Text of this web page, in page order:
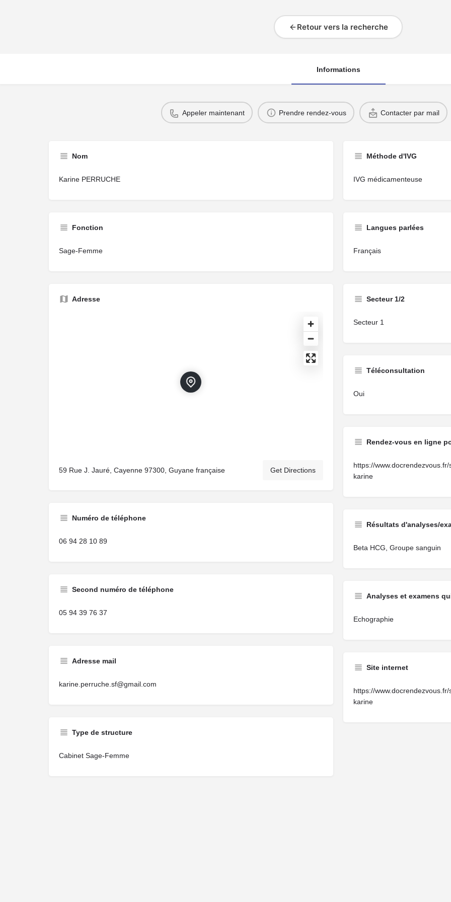
Retour vers la recherche
Informations
Appeler maintenant Prendre rendez-vous Contacter par mail
Nom
Karine PERRUCHE
Fonction
Sage-Femme
Adresse
59 Rue J. Jauré, Cayenne 97300, Guyane française Get Directions
Numéro de téléphone
06 94 28 10 89
Second numéro de téléphone
05 94 39 76 37
Adresse mail
karine.perruche.sf@gmail.com
Type de structure
Cabinet Sage-Femme
Méthode d'IVG
IVG médicamenteuse
Langues parlées
Français
Secteur 1/2
Secteur 1
Téléconsultation
Oui
Rendez-vous en ligne
https://
karine
Résultats d'analyses/
Beta HCG, Groupe sanguin
Analyses et examens
Echographie
Site internet
https://
karine